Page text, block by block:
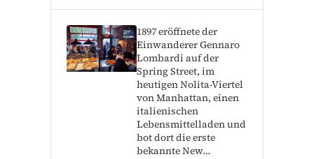
1897 eröffnete der
Einwanderer Gennaro
Lombardi auf der
Spring Street, im
heutigen Nolita-Viertel
von Manhattan, einen
italienischen
Lebensmittelladen und
bot dort die erste
bekannte New…